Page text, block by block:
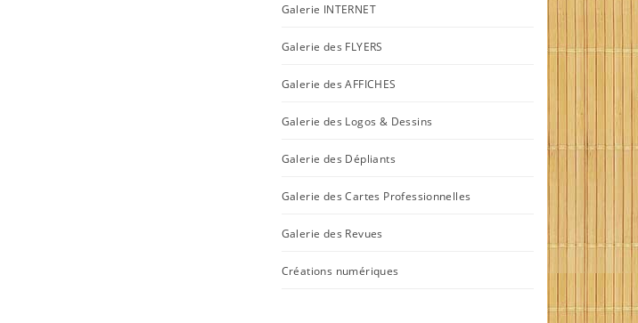
Galerie INTERNET
Galerie des FLYERS
Galerie des AFFICHES
Galerie des Logos & Dessins
Galerie des Dépliants
Galerie des Cartes Professionnelles
Galerie des Revues
Créations numériques